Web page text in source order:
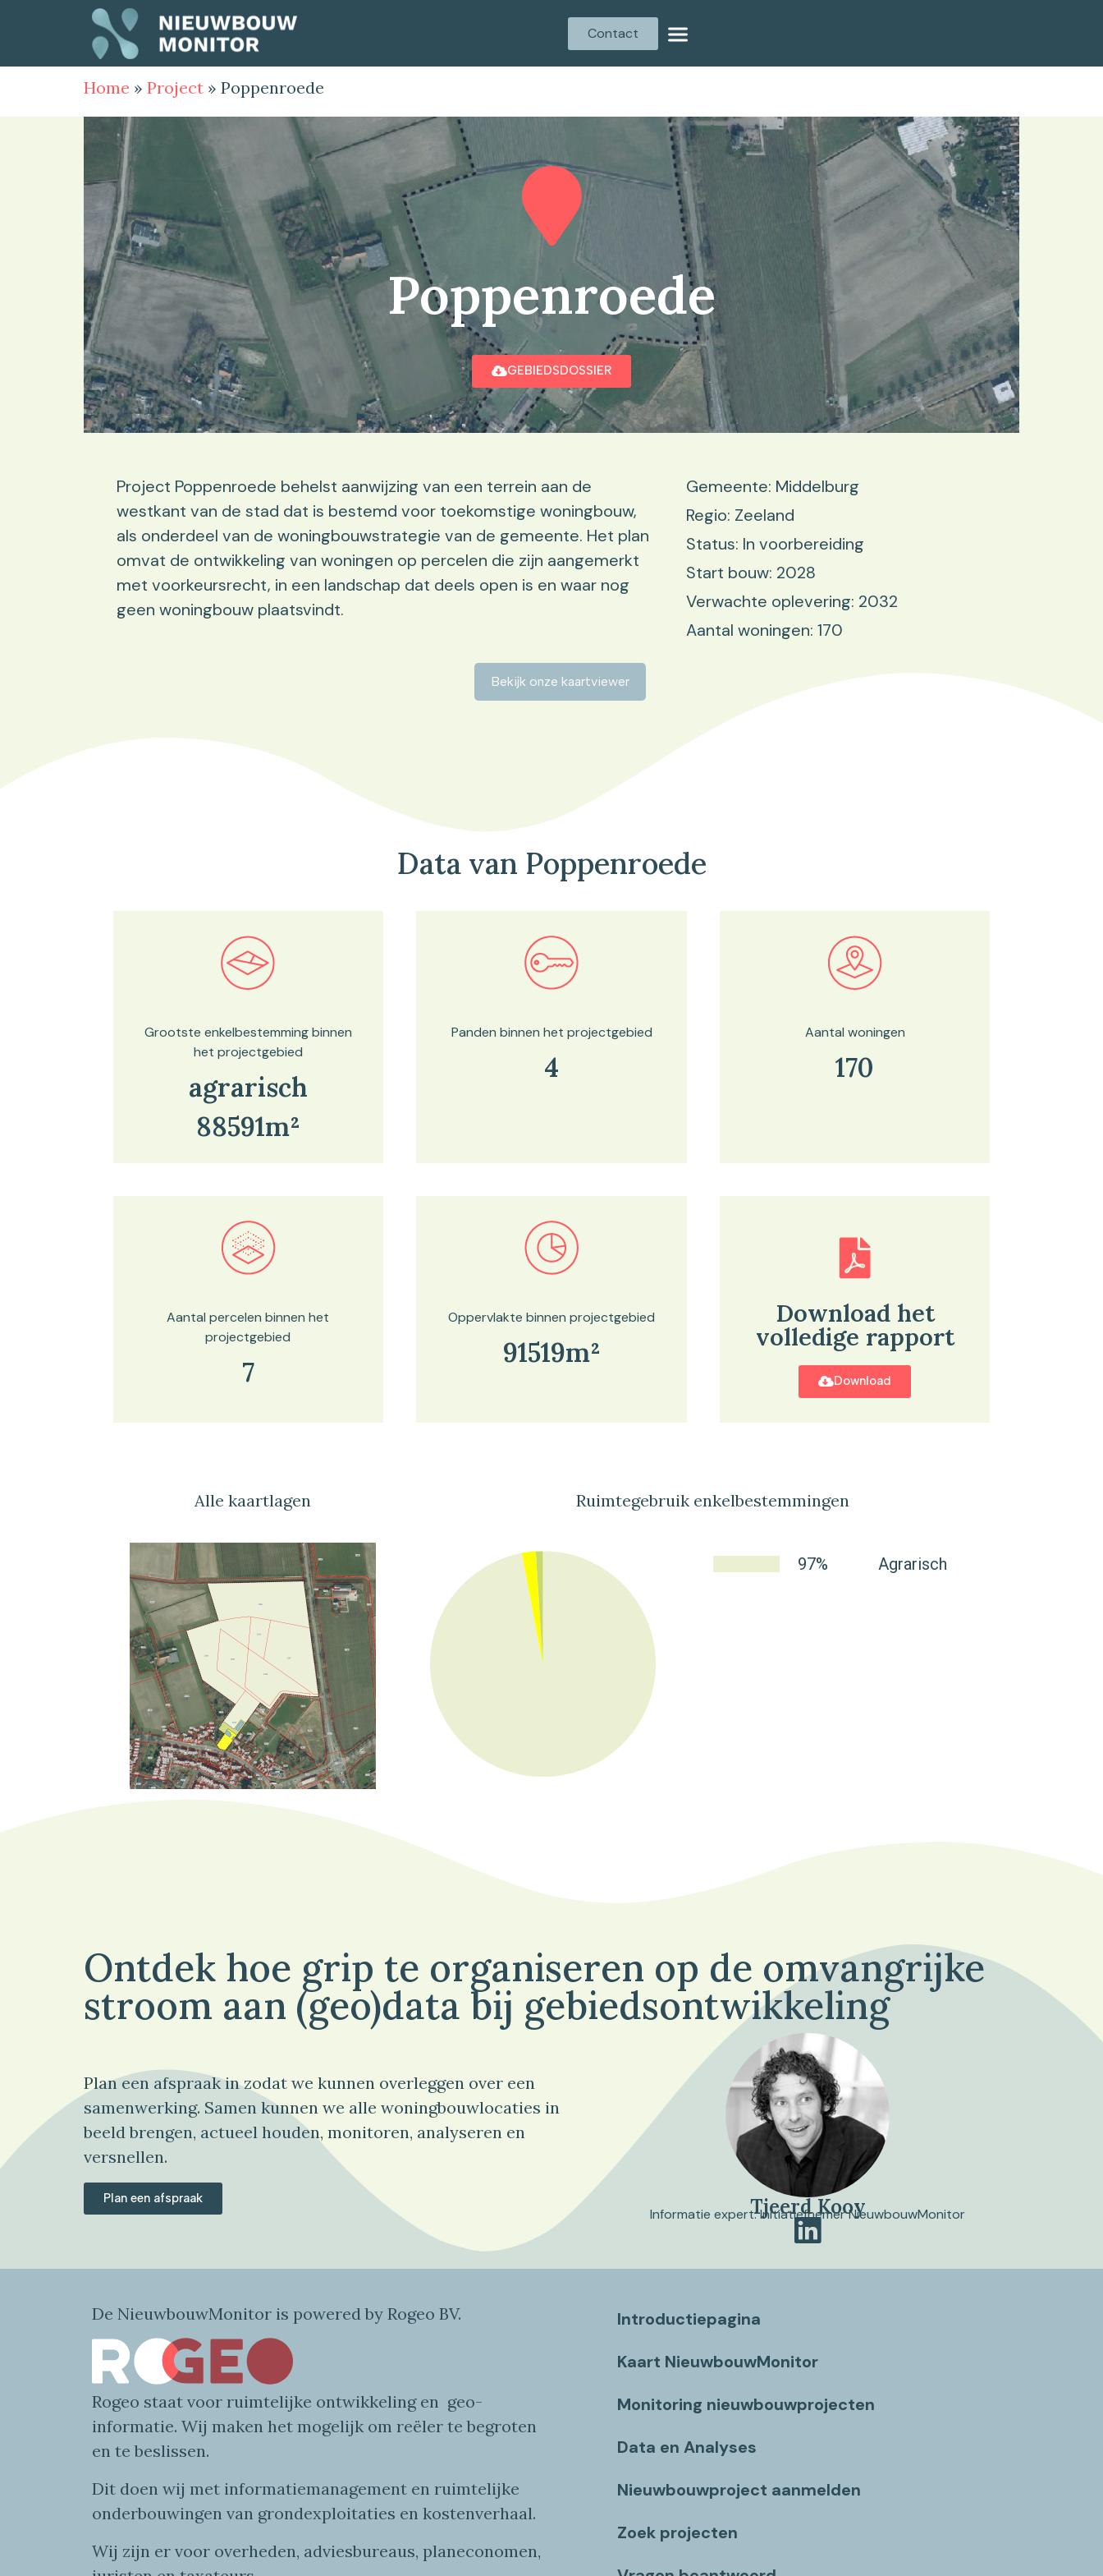
Contact
Home » Project » Poppenroede
Poppenroede
GEBIEDSDOSSIER
Project Poppenroede behelst aanwijzing van een terrein aan de
westkant van de stad dat is bestemd voor toekomstige woningbouw,
als onderdeel van de woningbouwstrategie van de gemeente. Het plan
omvat de ontwikkeling van woningen op percelen die zijn aangemerkt
met voorkeursrecht, in een landschap dat deels open is en waar nog
geen woningbouw plaatsvindt.
Gemeente: Middelburg
Regio: Zeeland
Status: In voorbereiding
Start bouw: 2028
Verwachte oplevering: 2032
Aantal woningen: 170
Bekijk onze kaartviewer
Data van Poppenroede
Bekijk in onze kaartviewer
Grootste enkelbestemming binnen
het projectgebied
agrarisch
88591m²
Bekijk in onze kaartviewer
Panden binnen het projectgebied
4
Bekijk in onze kaartviewer
Aantal woningen
170
Bekijk in onze kaartviewer
Aantal percelen binnen het
projectgebied
7
Bekijk in onze kaartviewer
Oppervlakte binnen projectgebied
91519m²
Download het
volledige rapport
Download
Alle kaartlagen Ruimtegebruik enkelbestemmingen
97% Agrarisch
Ontdek hoe grip te organiseren op de omvangrijke
stroom aan (geo)data bij gebiedsontwikkeling
Plan een afspraak in zodat we kunnen overleggen over een
samenwerking. Samen kunnen we alle woningbouwlocaties in
beeld brengen, actueel houden, monitoren, analyseren en
versnellen.
Plan een afspraak Tjeerd Kooy
Informatie expert. Initiatiefnemer NieuwbouwMonitor
De NieuwbouwMonitor is powered by Rogeo BV.
Rogeo staat voor ruimtelijke ontwikkeling en geo-
informatie. Wij maken het mogelijk om reëler te begroten
en te beslissen.
Dit doen wij met informatiemanagement en ruimtelijke
onderbouwingen van grondexploitaties en kostenverhaal.
Wij zijn er voor overheden, adviesbureaus, planeconomen,
Introductiepagina
Kaart NieuwbouwMonitor
Monitoring nieuwbouwprojecten
Data en Analyses
Nieuwbouwproject aanmelden
Zoek projecten